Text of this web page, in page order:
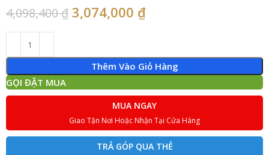
4,098,400₫ 3,074,000 ₫
Thêm Vào Giỏ Hàng
GỌI ĐẶT MUA
MUA NGAY
Giao Tận Nơi Hoặc Nhận Tại Cửa Hàng
TRẢ GÓP QUA THẺ